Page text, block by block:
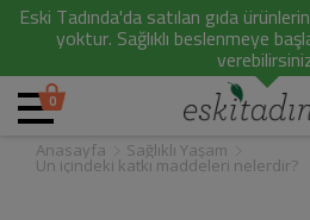
Eski Tadında'da satılan gıda
yoktur. Sağlıklı beslenmeye
0
Anasayfa Sağlıklı Yaşam
Un içindeki katkı maddeleri nelerdir?